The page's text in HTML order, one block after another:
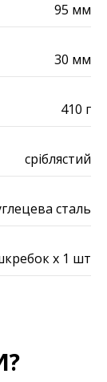
95 мм
30 мм
410 г
сріблястий
сталь
х 1 шт